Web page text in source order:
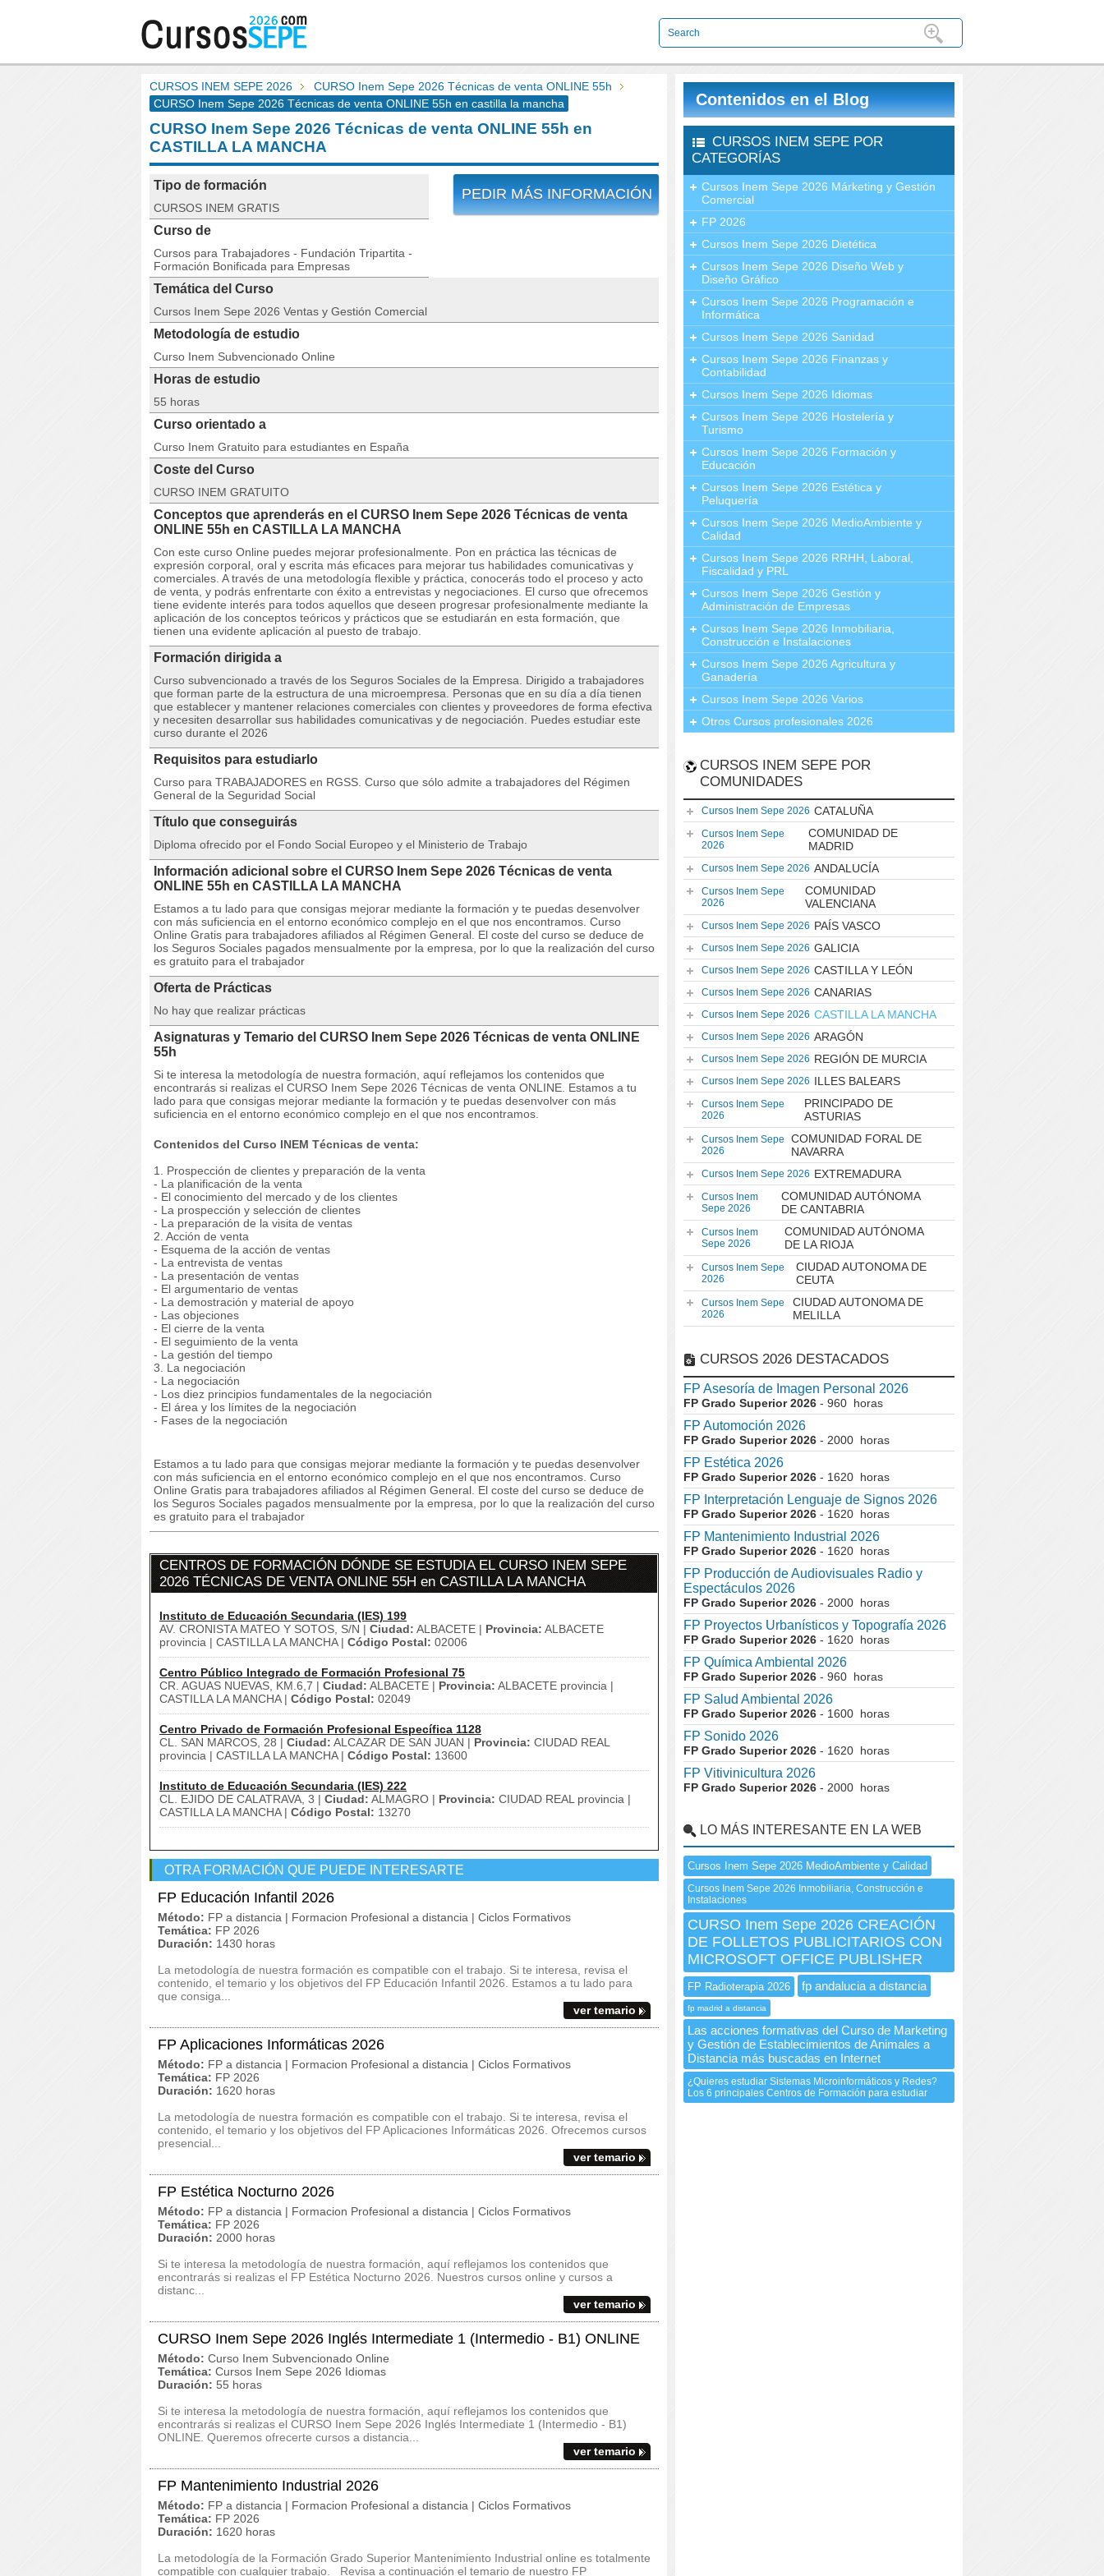
CURSOS INEM SEPE 2026
CURSO Inem Sepe 2026 Técnicas de venta ONLINE 55h
CURSO Inem Sepe 2026 Técnicas de venta ONLINE 55h en castilla la mancha
CURSO Inem Sepe 2026 Técnicas de venta ONLINE 55h en
CASTILLA LA MANCHA
PEDIR MÁS INFORMACIÓN
Tipo de formación
CURSOS INEM GRATIS
Curso de
Cursos para Trabajadores - Fundación Tripartita -
Formación Bonificada para Empresas
Temática del Curso
Cursos Inem Sepe 2026 Ventas y Gestión Comercial
Metodología de estudio
Curso Inem Subvencionado Online
Horas de estudio
55 horas
Curso orientado a
Curso Inem Gratuito para estudiantes en España
Coste del Curso
CURSO INEM GRATUITO
Conceptos que aprenderás en el CURSO Inem Sepe 2026 Técnicas de venta
ONLINE 55h en CASTILLA LA MANCHA
Con este curso Online puedes mejorar profesionalmente. Pon en práctica las técnicas de
expresión corporal, oral y escrita más eficaces para mejorar tus habilidades comunicativas y
comerciales. A través de una metodología flexible y práctica, conocerás todo el proceso y acto
de venta, y podrás enfrentarte con éxito a entrevistas y negociaciones. El curso que ofrecemos
tiene evidente interés para todos aquellos que deseen progresar profesionalmente mediante la
aplicación de los conceptos teóricos y prácticos que se estudiarán en esta formación, que
tienen una evidente aplicación al puesto de trabajo.
Formación dirigida a
Curso subvencionado a través de los Seguros Sociales de la Empresa. Dirigido a trabajadores
que forman parte de la estructura de una microempresa. Personas que en su día a día tienen
que establecer y mantener relaciones comerciales con clientes y proveedores de forma efectiva
y necesiten desarrollar sus habilidades comunicativas y de negociación. Puedes estudiar este
curso durante el 2026
Requisitos para estudiarlo
Curso para TRABAJADORES en RGSS. Curso que sólo admite a trabajadores del Régimen
General de la Seguridad Social
Título que conseguirás
Diploma ofrecido por el Fondo Social Europeo y el Ministerio de Trabajo
Información adicional sobre el CURSO Inem Sepe 2026 Técnicas de venta
ONLINE 55h en CASTILLA LA MANCHA
Estamos a tu lado para que consigas mejorar mediante la formación y te puedas desenvolver
con más suficiencia en el entorno económico complejo en el que nos encontramos. Curso
Online Gratis para trabajadores afiliados al Régimen General. El coste del curso se deduce de
los Seguros Sociales pagados mensualmente por la empresa, por lo que la realización del curso
es gratuito para el trabajador
Oferta de Prácticas
No hay que realizar prácticas
Asignaturas y Temario del CURSO Inem Sepe 2026 Técnicas de venta ONLINE
55h
Si te interesa la metodología de nuestra formación, aquí reflejamos los contenidos que
encontrarás si realizas el CURSO Inem Sepe 2026 Técnicas de venta ONLINE. Estamos a tu
lado para que consigas mejorar mediante la formación y te puedas desenvolver con más
suficiencia en el entorno económico complejo en el que nos encontramos.
Contenidos del Curso INEM Técnicas de venta:
1. Prospección de clientes y preparación de la venta
- La planificación de la venta
- El conocimiento del mercado y de los clientes
- La prospección y selección de clientes
- La preparación de la visita de ventas
2. Acción de venta
- Esquema de la acción de ventas
- La entrevista de ventas
- La presentación de ventas
- El argumentario de ventas
- La demostración y material de apoyo
- Las objeciones
- El cierre de la venta
- El seguimiento de la venta
- La gestión del tiempo
3. La negociación
- La negociación
- Los diez principios fundamentales de la negociación
- El área y los límites de la negociación
- Fases de la negociación
Estamos a tu lado para que consigas mejorar mediante la formación y te puedas desenvolver
con más suficiencia en el entorno económico complejo en el que nos encontramos. Curso
Online Gratis para trabajadores afiliados al Régimen General. El coste del curso se deduce de
los Seguros Sociales pagados mensualmente por la empresa, por lo que la realización del curso
es gratuito para el trabajador
CENTROS DE FORMACIÓN DÓNDE SE ESTUDIA EL CURSO INEM SEPE
2026 TÉCNICAS DE VENTA ONLINE 55H en CASTILLA LA MANCHA
Instituto de Educación Secundaria (IES) 199
AV. CRONISTA MATEO Y SOTOS, S/N | Ciudad: ALBACETE | Provincia: ALBACETE
provincia | CASTILLA LA MANCHA | Código Postal: 02006
Centro Público Integrado de Formación Profesional 75
CR. AGUAS NUEVAS, KM.6,7 | Ciudad: ALBACETE | Provincia: ALBACETE provincia |
CASTILLA LA MANCHA | Código Postal: 02049
Centro Privado de Formación Profesional Específica 1128
CL. SAN MARCOS, 28 | Ciudad: ALCAZAR DE SAN JUAN | Provincia: CIUDAD REAL
provincia | CASTILLA LA MANCHA | Código Postal: 13600
Instituto de Educación Secundaria (IES) 222
CL. EJIDO DE CALATRAVA, 3 | Ciudad: ALMAGRO | Provincia: CIUDAD REAL provincia |
CASTILLA LA MANCHA | Código Postal: 13270
OTRA FORMACIÓN QUE PUEDE INTERESARTE
FP Educación Infantil 2026
Método: FP a distancia | Formacion Profesional a distancia | Ciclos Formativos
Temática: FP 2026
Duración: 1430 horas
La metodología de nuestra formación es compatible con el trabajo. Si te interesa, revisa el
contenido, el temario y los objetivos del FP Educación Infantil 2026. Estamos a tu lado para
que consiga...
ver temario
FP Aplicaciones Informáticas 2026
Método: FP a distancia | Formacion Profesional a distancia | Ciclos Formativos
Temática: FP 2026
Duración: 1620 horas
La metodología de nuestra formación es compatible con el trabajo. Si te interesa, revisa el
contenido, el temario y los objetivos del FP Aplicaciones Informáticas 2026. Ofrecemos cursos
presencial...
ver temario
FP Estética Nocturno 2026
Método: FP a distancia | Formacion Profesional a distancia | Ciclos Formativos
Temática: FP 2026
Duración: 2000 horas
Si te interesa la metodología de nuestra formación, aquí reflejamos los contenidos que
encontrarás si realizas el FP Estética Nocturno 2026. Nuestros cursos online y cursos a
distanc...
ver temario
CURSO Inem Sepe 2026 Inglés Intermediate 1 (Intermedio - B1) ONLINE
Método: Curso Inem Subvencionado Online
Temática: Cursos Inem Sepe 2026 Idiomas
Duración: 55 horas
Si te interesa la metodología de nuestra formación, aquí reflejamos los contenidos que
encontrarás si realizas el CURSO Inem Sepe 2026 Inglés Intermediate 1 (Intermedio - B1)
ONLINE. Queremos ofrecerte cursos a distancia...
ver temario
FP Mantenimiento Industrial 2026
Método: FP a distancia | Formacion Profesional a distancia | Ciclos Formativos
Temática: FP 2026
Duración: 1620 horas
La metodología de la Formación Grado Superior Mantenimiento Industrial online es totalmente
compatible con cualquier trabajo. Revisa a continuación el temario de nuestro FP
Contenidos en el Blog
CURSOS INEM SEPE POR
CATEGORÍAS
Cursos Inem Sepe 2026 Márketing y Gestión
Comercial
FP 2026
Cursos Inem Sepe 2026 Dietética
Cursos Inem Sepe 2026 Diseño Web y
Diseño Gráfico
Cursos Inem Sepe 2026 Programación e
Informática
Cursos Inem Sepe 2026 Sanidad
Cursos Inem Sepe 2026 Finanzas y
Contabilidad
Cursos Inem Sepe 2026 Idiomas
Cursos Inem Sepe 2026 Hostelería y
Turismo
Cursos Inem Sepe 2026 Formación y
Educación
Cursos Inem Sepe 2026 Estética y
Peluquería
Cursos Inem Sepe 2026 MedioAmbiente y
Calidad
Cursos Inem Sepe 2026 RRHH, Laboral,
Fiscalidad y PRL
Cursos Inem Sepe 2026 Gestión y
Administración de Empresas
Cursos Inem Sepe 2026 Inmobiliaria,
Construcción e Instalaciones
Cursos Inem Sepe 2026 Agricultura y
Ganadería
Cursos Inem Sepe 2026 Varios
Otros Cursos profesionales 2026
CURSOS INEM SEPE POR
COMUNIDADES
Cursos Inem Sepe 2026 CATALUÑA
Cursos Inem Sepe
2026
COMUNIDAD DE
MADRID
Cursos Inem Sepe 2026 ANDALUCÍA
Cursos Inem Sepe
2026
COMUNIDAD
VALENCIANA
Cursos Inem Sepe 2026 PAÍS VASCO
Cursos Inem Sepe 2026 GALICIA
Cursos Inem Sepe 2026 CASTILLA Y LEÓN
Cursos Inem Sepe 2026 CANARIAS
Cursos Inem Sepe 2026 CASTILLA LA MANCHA
Cursos Inem Sepe 2026 ARAGÓN
Cursos Inem Sepe 2026 REGIÓN DE MURCIA
Cursos Inem Sepe 2026 ILLES BALEARS
Cursos Inem Sepe
2026
PRINCIPADO DE
ASTURIAS
Cursos Inem Sepe
2026
COMUNIDAD FORAL DE
NAVARRA
Cursos Inem Sepe 2026 EXTREMADURA
Cursos Inem
Sepe 2026
COMUNIDAD AUTÓNOMA
DE CANTABRIA
Cursos Inem
Sepe 2026
COMUNIDAD AUTÓNOMA
DE LA RIOJA
Cursos Inem Sepe
2026
CIUDAD AUTONOMA DE
CEUTA
Cursos Inem Sepe
2026
CIUDAD AUTONOMA DE
MELILLA
CURSOS 2026 DESTACADOS
FP Asesoría de Imagen Personal 2026
FP Grado Superior 2026 - 960 horas
FP Automoción 2026
FP Grado Superior 2026 - 2000 horas
FP Estética 2026
FP Grado Superior 2026 - 1620 horas
FP Interpretación Lenguaje de Signos 2026
FP Grado Superior 2026 - 1620 horas
FP Mantenimiento Industrial 2026
FP Grado Superior 2026 - 1620 horas
FP Producción de Audiovisuales Radio y
Espectáculos 2026
FP Grado Superior 2026 - 2000 horas
FP Proyectos Urbanísticos y Topografía 2026
FP Grado Superior 2026 - 1620 horas
FP Química Ambiental 2026
FP Grado Superior 2026 - 960 horas
FP Salud Ambiental 2026
FP Grado Superior 2026 - 1600 horas
FP Sonido 2026
FP Grado Superior 2026 - 1620 horas
FP Vitivinicultura 2026
FP Grado Superior 2026 - 2000 horas
LO MÁS INTERESANTE EN LA WEB
Cursos Inem Sepe 2026 MedioAmbiente y Calidad
Cursos Inem Sepe 2026 Inmobiliaria, Construcción e
Instalaciones
CURSO Inem Sepe 2026 CREACIÓN
DE FOLLETOS PUBLICITARIOS CON
MICROSOFT OFFICE PUBLISHER
FP Radioterapia 2026 fp andalucia a distancia
fp madrid a distancia
Las acciones formativas del Curso de Marketing
y Gestión de Establecimientos de Animales a
Distancia más buscadas en Internet
¿Quieres estudiar Sistemas Microinformáticos y Redes?
Los 6 principales Centros de Formación para estudiar